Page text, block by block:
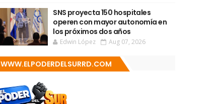
SNS proyecta 150 hospitales
operen con mayor autonomía en
los próximos dos años
Edwin López Aug 07, 2026
WWW.ELPODERDELSURRD.COM